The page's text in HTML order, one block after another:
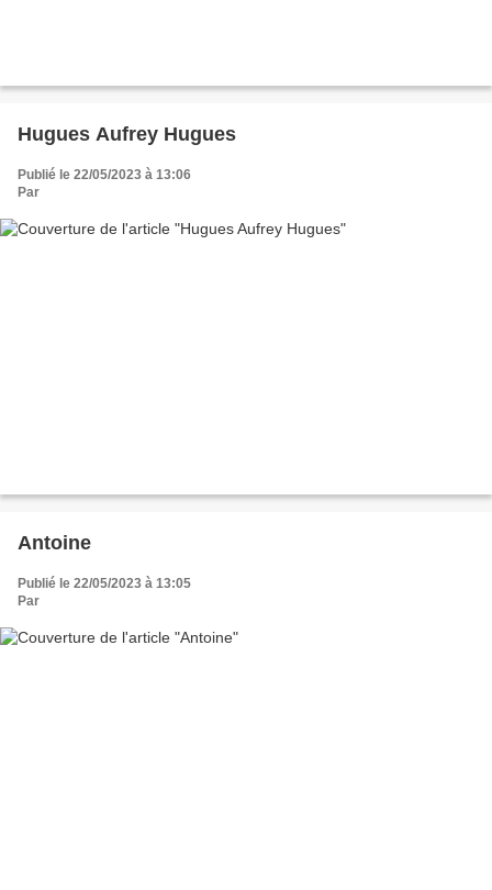
Hugues Aufrey Hugues
Publié le 22/05/2023 à 13:06
Par
Antoine
Publié le 22/05/2023 à 13:05
Par